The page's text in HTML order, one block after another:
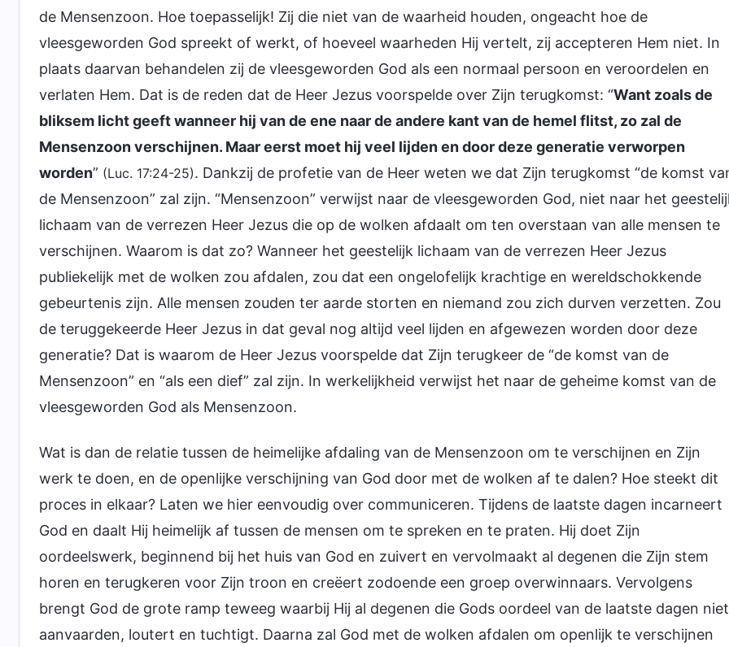
de Mensenzoon. Hoe toepasselijk! Zij die niet van de waarheid houden, ongeacht hoe de
vleesgeworden God spreekt of werkt, of hoeveel waarheden Hij vertelt, zij accepteren Hem niet. In
plaats daarvan behandelen zij de vleesgeworden God als een normaal persoon en veroordelen en
verlaten Hem. Dat is de reden dat de Heer Jezus voorspelde over Zijn terugkomst: “Want zoals de
bliksem licht geeft wanneer hij van de ene naar de andere kant van de hemel flitst, zo zal de
Mensenzoon verschijnen. Maar eerst moet hij veel lijden en door deze generatie verworpen
worden” (Luc. 17:24-25). Dankzij de profetie van de Heer weten we dat Zijn terugkomst “de komst
de Mensenzoon” zal zijn. “Mensenzoon” verwijst naar de vleesgeworden God, niet naar het
lichaam van de verrezen Heer Jezus die op de wolken afdaalt om ten overstaan van alle mensen te
verschijnen. Waarom is dat zo? Wanneer het geestelijk lichaam van de verrezen Heer Jezus
publiekelijk met de wolken zou afdalen, zou dat een ongelofelijk krachtige en wereldschokkende
gebeurtenis zijn. Alle mensen zouden ter aarde storten en niemand zou zich durven verzetten. Zou
de teruggekeerde Heer Jezus in dat geval nog altijd veel lijden en afgewezen worden door deze
generatie? Dat is waarom de Heer Jezus voorspelde dat Zijn terugkeer de “de komst van de
Mensenzoon” en “als een dief” zal zijn. In werkelijkheid verwijst het naar de geheime komst van de
vleesgeworden God als Mensenzoon.
Wat is dan de relatie tussen de heimelijke afdaling van de Mensenzoon om te verschijnen en Zijn
werk te doen, en de openlijke verschijning van God door met de wolken af te dalen? Hoe steekt dit
proces in elkaar? Laten we hier eenvoudig over communiceren. Tijdens de laatste dagen incarneert
God en daalt Hij heimelijk af tussen de mensen om te spreken en te praten. Hij doet Zijn
oordeelswerk, beginnend bij het huis van God en zuivert en vervolmaakt al degenen die Zijn stem
horen en terugkeren voor Zijn troon en creëert zodoende een groep overwinnaars. Vervolgens
brengt God de grote ramp teweeg waarbij Hij al degenen die Gods oordeel van de laatste dagen niet
aanvaarden, loutert en tuchtigt. Daarna zal God met de wolken afdalen om openlijk te verschijnen